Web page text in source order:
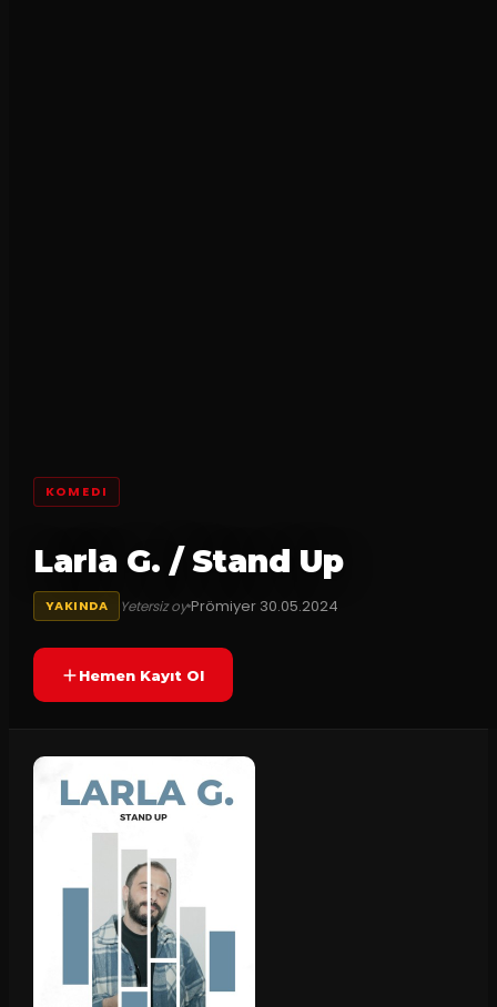
KOMEDI
Larla G. / Stand Up
YAKINDA Yetersiz oyPrömiyer 30.05.2024
Hemen Kayıt Ol